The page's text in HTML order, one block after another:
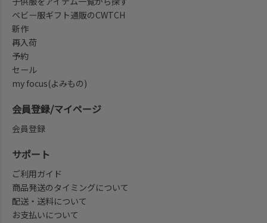
ベビー服ギフト通販のCWTCH
新作
再入荷
予約
セール
my focus(よみもの)
会員登録/マイページ
会員登録
サポート
ご利用ガイド
商品発送のタイミングについて
配送・送料について
お支払いについて